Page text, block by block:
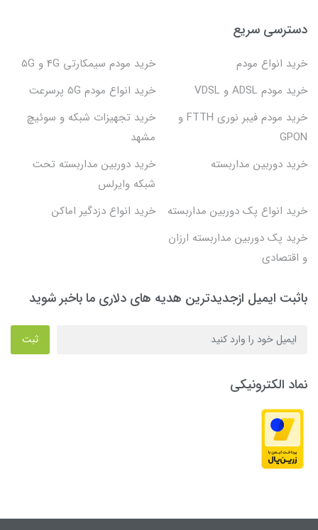
دسترسی سریع
خرید انواع مودم
خرید مودم سیمکارتی 4G و 5G
خرید مودم ADSL و VDSL
خرید انواع مودم 5G پرسرعت
خرید مودم فیبر نوری FTTH و
GPON
خرید تجهیزات شبکه و سوئیچ
مشهد
خرید دوربین مداربسته
خرید دوربین مداربسته تحت
شبکه وایرلس
خرید انواع پک دوربین مداربسته
خرید انواع دزدگیر اماکن
خرید پک دوربین مداربسته ارزان
و اقتصادی
باثبت ایمیل ازجدیدترین هدیه های دلاری ما باخبر شوید
ثبت
نماد الکترونیکی